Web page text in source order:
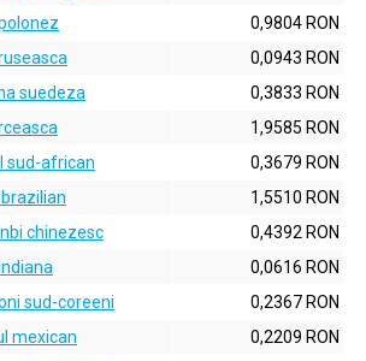
0,9804 RON
0,0943 RON
suedeza
0,3833 RON
1,9585 RON
sud-african
0,3679 RON
brazilian
1,5510 RON
chinezesc
0,4392 RON
0,0616 RON
sud-coreeni
0,2367 RON
mexican
0,2209 RON